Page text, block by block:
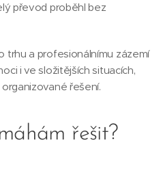
převod proběhl bez
trhu a profesionálnímu zázemí
i ve složitějších situacích,
řešení.
řešit?